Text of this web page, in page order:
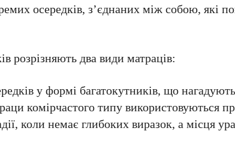
осередків, з’єднаних між собою, які
розрізняють два види матраців:
у формі багатокутників, що
комірчастого типу використовуються
коли немає глибоких виразок, а місця